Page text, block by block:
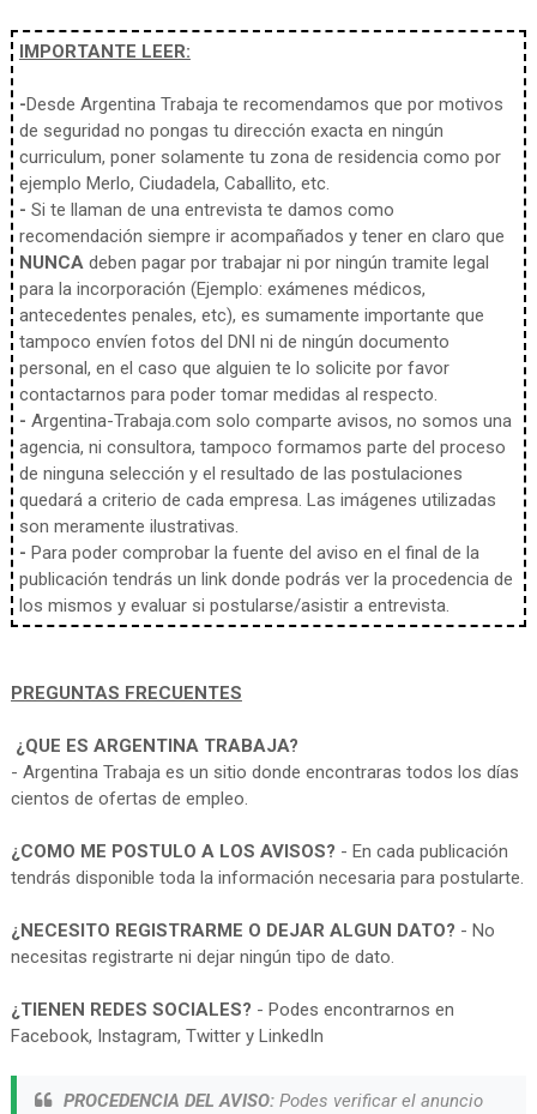
IMPORTANTE LEER:
-Desde Argentina Trabaja te recomendamos que por motivos
de seguridad no pongas tu dirección exacta en ningún
curriculum, poner solamente tu zona de residencia como por
ejemplo Merlo, Ciudadela, Caballito, etc.
- Si te llaman de una entrevista te damos como
recomendación siempre ir acompañados y tener en claro que
NUNCAdeben pagar por trabajar ni por ningún tramite legal
para la incorporación (Ejemplo: exámenes médicos,
antecedentes penales, etc), es sumamente importante que
tampoco envíen fotos del DNI ni de ningún documento
personal, en el caso que alguien te lo solicite por favor
contactarnos para poder tomar medidas al respecto.
- Argentina-Trabaja.com solo comparte avisos, no somos una
agencia, ni consultora, tampoco formamos parte del proceso
de ninguna selección y el resultado de las postulaciones
quedará a criterio de cada empresa. Las imágenes utilizadas
son meramente ilustrativas.
- Para poder comprobar la fuente del aviso en el final de la
publicación tendrás un link donde podrás ver la procedencia de
los mismos y evaluar si postularse/asistir a entrevista.
PREGUNTAS FRECUENTES
¿QUE ES ARGENTINA TRABAJA?
- Argentina Trabaja es un sitio donde encontraras todos los días
cientos de ofertas de empleo.
¿COMO ME POSTULO A LOS AVISOS? - En cada publicación
tendrás disponible toda la información necesaria para postularte.
¿NECESITO REGISTRARME O DEJAR ALGUN DATO? - No
necesitas registrarte ni dejar ningún tipo de dato.
¿TIENEN REDES SOCIALES? - Podes encontrarnos en
Facebook, Instagram, Twitter y LinkedIn
PROCEDENCIA DEL AVISO:Podes verificar el anuncio